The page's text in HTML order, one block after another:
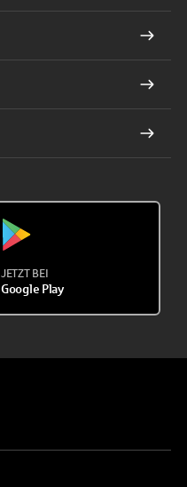
JETZT BEI
Google Play